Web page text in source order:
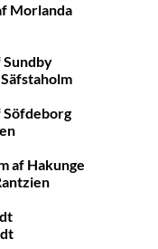
Morlanda
Sundby
Söfdeborg
af Hakunge